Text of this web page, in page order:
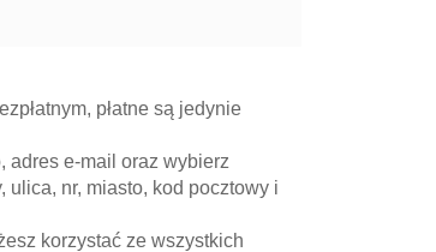
płatne są jedynie
adres e-mail oraz wybierz
ulica, nr, miasto, kod pocztowy i
korzystać ze wszystkich